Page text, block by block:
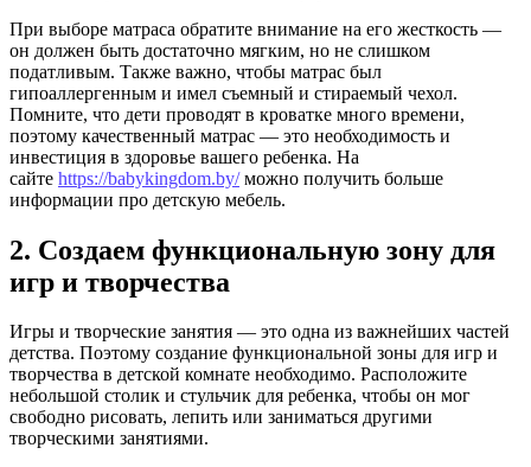
При выборе матраса обратите внимание на его жесткость —
он должен быть достаточно мягким, но не слишком
податливым. Также важно, чтобы матрас был
гипоаллергенным и имел съемный и стираемый чехол.
Помните, что дети проводят в кроватке много времени,
поэтому качественный матрас — это необходимость и
инвестиция в здоровье вашего ребенка. На
сайте https://babykingdom.by/можно получить больше
информации про детскую мебель.
2. Создаем функциональную зону для
игр и творчества
Игры и творческие занятия — это одна из важнейших частей
детства. Поэтому создание функциональной зоны для игр и
творчества в детской комнате необходимо. Расположите
небольшой столик и стульчик для ребенка, чтобы он мог
свободно рисовать, лепить или заниматься другими
творческими занятиями.